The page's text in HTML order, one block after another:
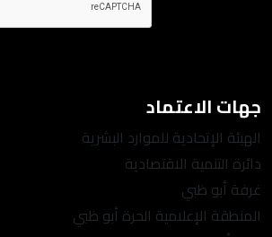
جهات الاعتماد
الهيئة الإتحادية للموارد البشرية
دائرة التنمية الاقتصادية
غرفة أبو ظبي
المنطقة الإعلامية الحرة أبو ظبي